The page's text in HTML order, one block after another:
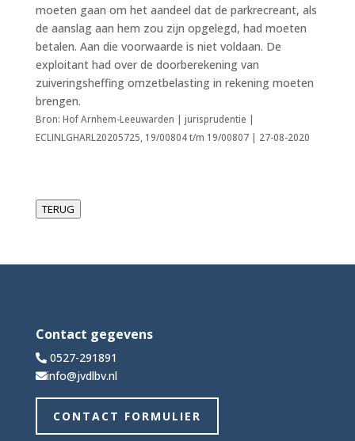
moeten gaan om het aandeel dat de parkrecreant, als
de aanslag aan hem zou zijn opgelegd, had moeten
betalen. Aan die voorwaarde is niet voldaan. De
exploitant had over de doorberekening van
zuiveringsheffing omzetbelasting in rekening moeten
brengen.
Bron: Hof Arnhem-Leeuwarden | jurisprudentie |
ECLINLGHARL20205725, 19/00804 t/m 19/00807 | 27-08-2020
TERUG
Contact gegevens
0527-291891
info@jvdlbv.nl
CONTACT FORMULIER